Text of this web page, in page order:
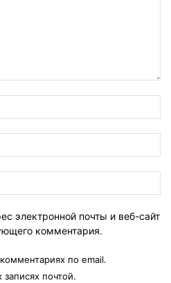
электронной почты и веб-сайт
комментария.
по email.
почтой.